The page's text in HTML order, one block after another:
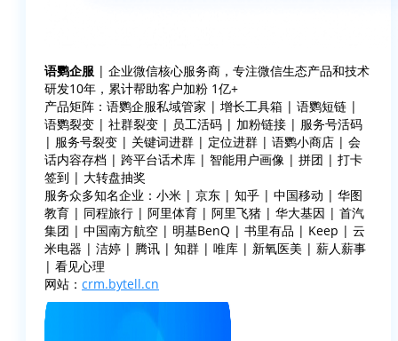
语鹦企服 | 企业微信核心服务商，专注微信生态产品和技术
研发10年，累计帮助客户加粉 1亿+
产品矩阵：语鹦企服私域管家 | 增长工具箱 | 语鹦短链 |
语鹦裂变 | 社群裂变 | 员工活码 | 加粉链接 | 服务号活码
| 服务号裂变 | 关键词进群 | 定位进群 | 语鹦小商店 | 会
话内容存档 | 跨平台话术库 | 智能用户画像 | 拼团 | 打卡
签到 | 大转盘抽奖
服务众多知名企业：小米 | 京东 | 知乎 | 中国移动 | 华图
教育 | 同程旅行 | 阿里体育 | 阿里飞猪 | 华大基因 | 首汽
集团 | 中国南方航空 | 明基BenQ | 书里有品 | Keep | 云
米电器 | 洁婷 | 腾讯 | 知群 | 唯库 | 新氧医美 | 薪人薪事
| 看见心理
网站： crm.bytell.cn